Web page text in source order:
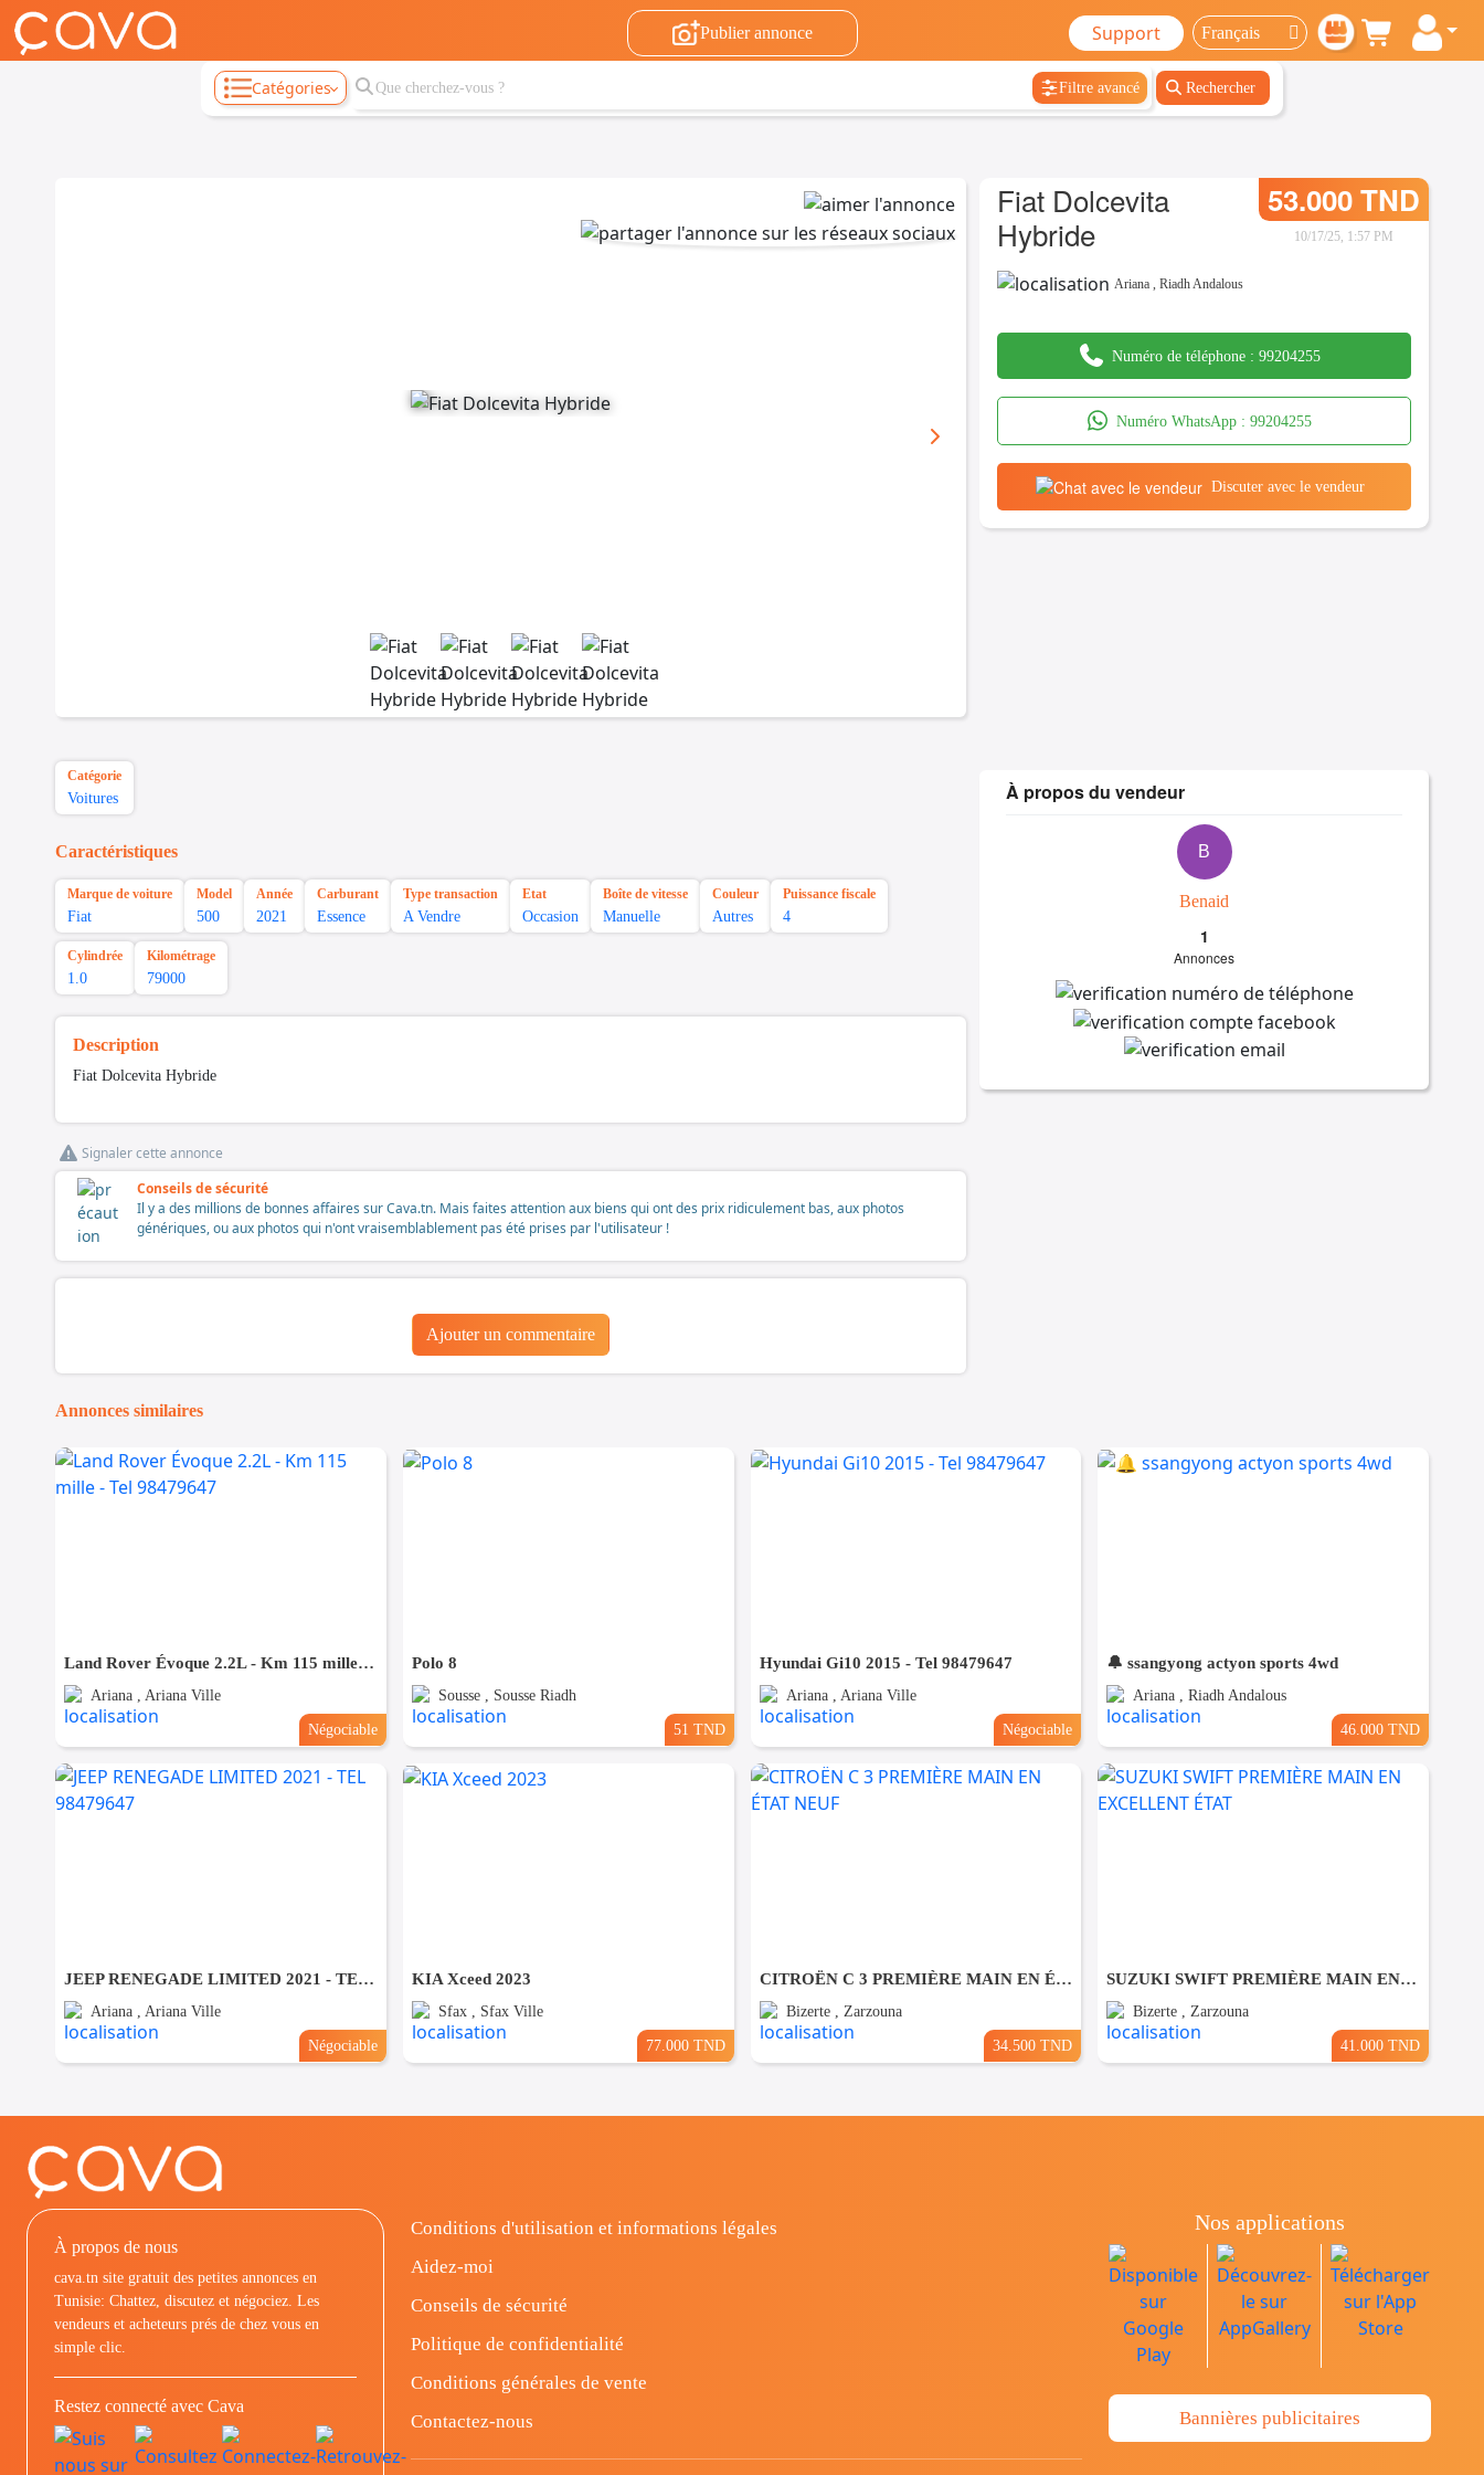
Publier annonce Support
Catégories Filtre avancé Rechercher
Fiat Dolcevita
Hybride
53.000 TND
10/17/25, 1:57 PM
Ariana ,Riadh Andalous
Numéro de téléphone : 99204255
Numéro WhatsApp :99204255
Discuter avec le vendeur
Catégorie
Voitures
Caractéristiques
Marque de voiture
Fiat
Model
500
Année
2021
Carburant
Essence
Type transaction
A Vendre
Etat
Occasion
Boîte de vitesse
Manuelle
Couleur
Autres
Puissance fiscale
4
Cylindrée
1.0
Kilométrage
79000
Description
Fiat Dolcevita Hybride
Signaler cette annonce
Conseils de sécurité
Il y a des millions de bonnes affaires sur Cava.tn. Mais faites attention aux biens qui ont des prix ridiculement bas, aux photos
génériques, ou aux photos qui n'ont vraisemblablement pas été prises par l'utilisateur !
Ajouter un commentaire
À propos du vendeur
B
Benaid
1
Annonces
Annonces similaires
Land Rover Évoque 2.2L - Km 115 mille - Tel 98479647
Ariana , Ariana Ville
Négociable
Polo 8
Sousse , Sousse Riadh
51 TND
Hyundai Gi10 2015 - Tel 98479647
Ariana , Ariana Ville
Négociable
🔔 ssangyong actyon sports 4wd
Ariana , Riadh Andalous
46.000 TND
JEEP RENEGADE LIMITED 2021 - TEL 98479647
Ariana , Ariana Ville
Négociable
KIA Xceed 2023
Sfax , Sfax Ville
77.000 TND
CITROËN C 3 PREMIÈRE MAIN EN ÉTAT NEUF
Bizerte , Zarzouna
34.500 TND
SUZUKI SWIFT PREMIÈRE MAIN EN EXCELLENT ÉTAT
Bizerte , Zarzouna
41.000 TND
À propos de nous
cava.tn site gratuit des petites annonces en
Tunisie: Chattez, discutez et négociez. Les
vendeurs et acheteurs prés de chez vous en
simple clic.
Restez connecté avec Cava
Conditions d'utilisation et informations légales
Aidez-moi
Conseils de sécurité
Politique de confidentialité
Conditions générales de vente
Contactez-nous
Nos applications
Bannières publicitaires